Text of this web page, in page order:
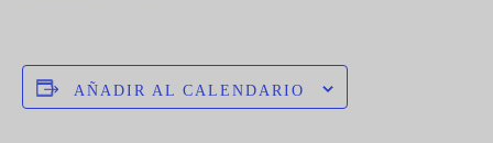
AÑADIR AL CALENDARIO